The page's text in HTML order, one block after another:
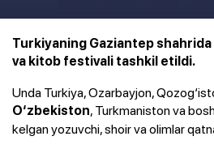
Turkiyaning Gaziantep
va kitob festivali tashkil etildi.
Unda Turkiya, Ozarbayjon,
O‘zbekiston, Turkmaniston va
kelgan yozuvchi, shoir va olimlar